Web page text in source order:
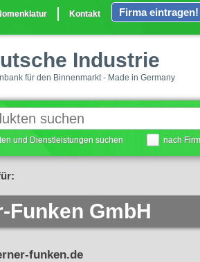
Kontakt Firma eintragen!
Industrie
für den Binnenmarkt - Made in Germany
und Dienstleistungen suchen nach
Funken GmbH
funken.de